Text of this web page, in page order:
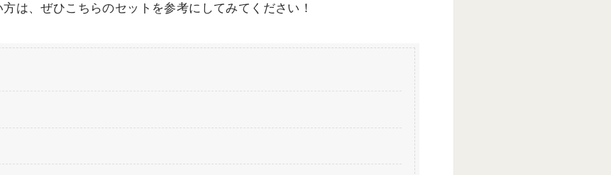
は、ぜひこちらのセットを参考にしてみてください！